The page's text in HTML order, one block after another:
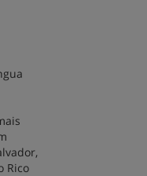
Rico